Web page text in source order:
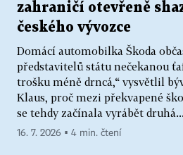
zahraničí otevřeně
českého vývozce
Domácí automobilka Škoda
představitelů státu nečekanou
trošku méně drncá,“ vysvětlil
Klaus, proč mezi překvapené
se tehdy začínala vyrábět druhá...
16. 7. 2026 ▪ 4 min. čtení